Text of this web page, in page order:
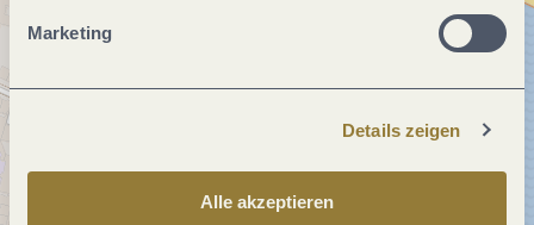
Marketing
Details zeigen
Alle akzeptieren